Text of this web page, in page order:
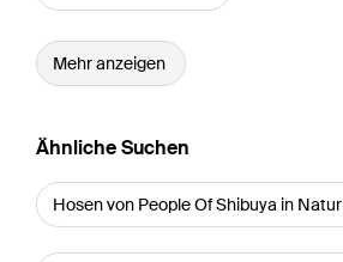
Mehr anzeigen
Ähnliche Suchen
Hosen von People Of Shibuya in Natur